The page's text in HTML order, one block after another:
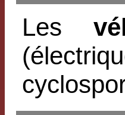
Les